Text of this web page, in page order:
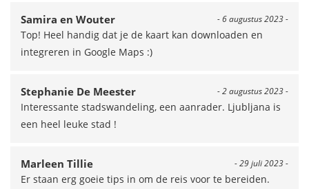
- 6 augustus 2023 -
Samira en Wouter
Top! Heel handig dat je de kaart kan downloaden en
integreren in Google Maps :)
- 2 augustus 2023 -
Stephanie De Meester
Interessante stadswandeling, een aanrader. Ljubljana is
een heel leuke stad !
- 29 juli 2023 -
Marleen Tillie
Er staan erg goeie tips in om de reis voor te bereiden.